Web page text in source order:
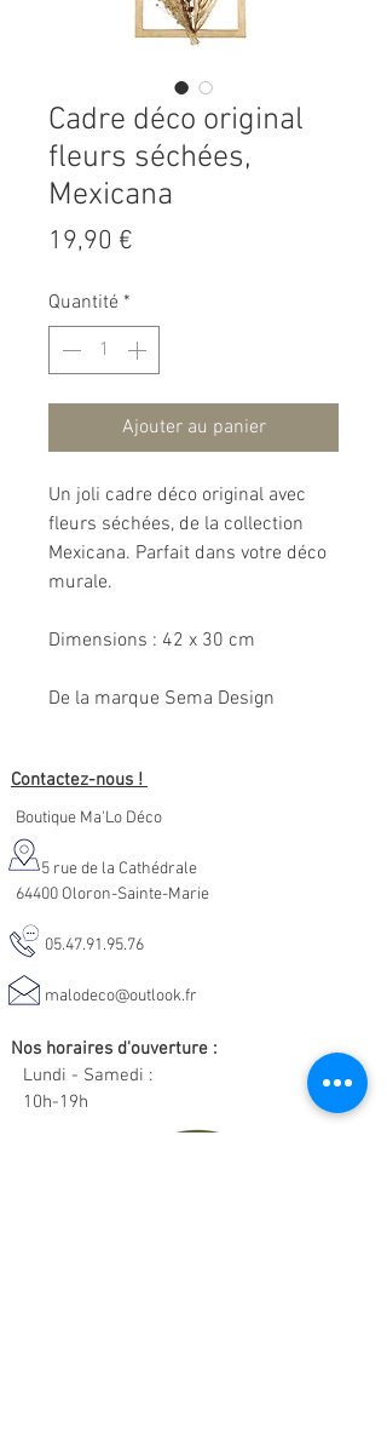
Cadre déco original
fleurs séchées,
Mexicana
19,90 €
Quantité *
Ajouter au panier
Un joli cadre déco original avec
fleurs séchées, de la collection
Mexicana. Parfait dans votre déco
murale.
Dimensions : 42 x 30 cm
De la marque Sema Design
Contactez-nous !
Boutique Ma'Lo Déco
5 rue de la Cathédrale
64400 Oloron-Sainte-Marie
05.47.91.95.76
malodeco@outlook.fr
Nos horaires d'ouverture :
Lundi - Samedi :
10h-19h